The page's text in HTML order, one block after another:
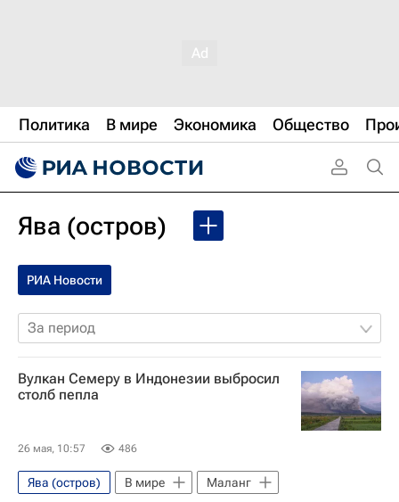
Политика В мире Экономика Общество
Ява (остров)
РИА Новости
За период
Вулкан Семеру в Индонезии выбросил
столб пепла
26 мая, 10:57 486
Ява (остров) В мире Маланг